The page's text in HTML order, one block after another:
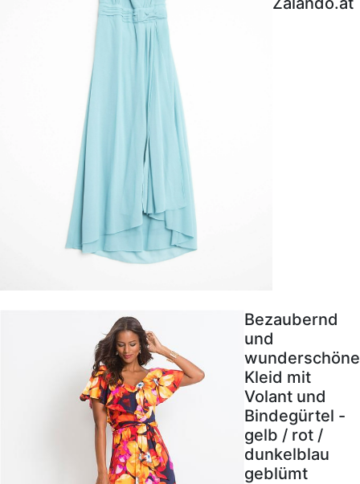
Bezaubernd
und
wunderschöne
Kleid mit
Volant und
Bindegürtel -
gelb / rot /
dunkelblau
geblümt